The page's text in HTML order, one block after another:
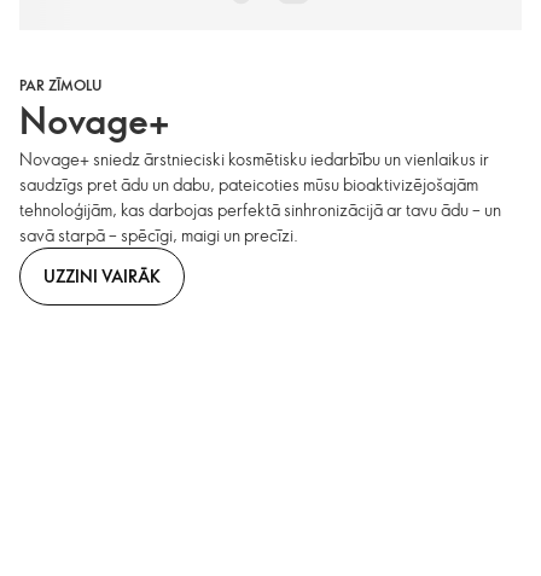
PAR ZĪMOLU
Novage+
Novage+ sniedz ārstnieciski kosmētisku iedarbību un vienlaikus ir
saudzīgs pret ādu un dabu, pateicoties mūsu bioaktivizējošajām
tehnoloģijām, kas darbojas perfektā sinhronizācijā ar tavu ādu – un
savā starpā – spēcīgi, maigi un precīzi.
UZZINI VAIRĀK